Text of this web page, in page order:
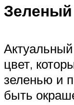
Зеленый
цвет,
зеленью и
быть